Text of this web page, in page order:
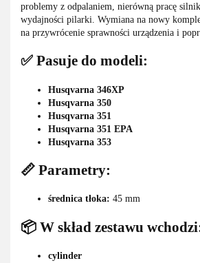
problemy z odpalaniem, nierówną pracę
wydajności pilarki. Wymiana na nowy
na przywrócenie sprawności urządzenia i
✅ Pasuje do modeli:
Husqvarna 346XP
Husqvarna 350
Husqvarna 351
Husqvarna 351 EPA
Husqvarna 353
📏 Parametry:
średnica tłoka: 45 mm
📦 W skład zestawu
cylinder